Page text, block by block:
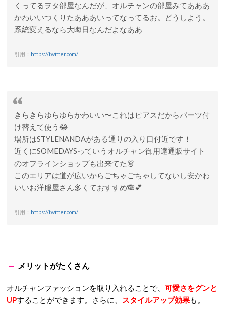
くってるヲタ部屋なんだが、オルチャンの部屋みてあああ
かわいいつくりたあああいってなってるお。どうしよう。
系統変えるなら大晦日なんだよなああ
引用： https://twitter.com/
きらきらゆらゆらかわいい〜これはピアスだからパーツ付
け替えて使う😂
場所はSTYLENANDAがある通りの入り口付近です！
近くにSOMEDAYSっていうオルチャン御用達通販サイト
のオフラインショップも出来てた👗
このエリアは道が広いからごちゃごちゃしてないし安かわ
いいお洋服屋さん多くておすすめ🙈💕
引用： https://twitter.com/
メリットがたくさん
オルチャンファッションを取り入れることで、 可愛さをグンと
UPすることができます。さらに、 スタイルアップ効果も。